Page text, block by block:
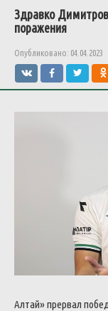
Здравко
поражения
Опубликовано: 04.04.2023
Алтай» прервал